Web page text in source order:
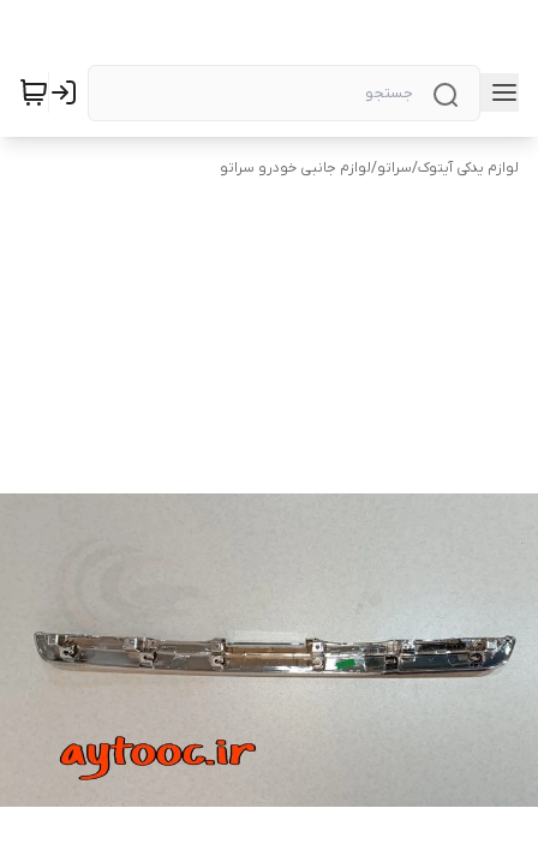
لوازم یدکی آیتوک/سراتو/لوازم جانبی خودرو سراتو